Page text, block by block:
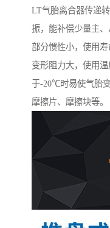
LT气胎离合器传递
振，能补偿少量主
部分惯性小，使用
变形阻力大，使用
于-20℃时易使气胎
摩擦片、摩擦块等。